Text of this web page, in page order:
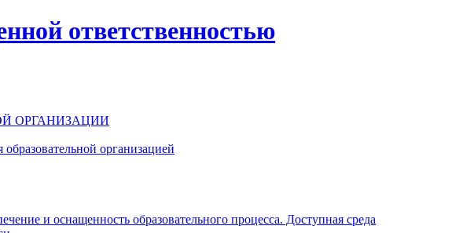
ответственностью
ОРГАНИЗАЦИИ
организацией
и оснащенность образовательного процесса. Доступная среда